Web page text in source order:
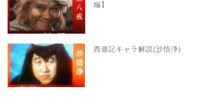
編】
西遊記キャラ解説(沙悟浄)